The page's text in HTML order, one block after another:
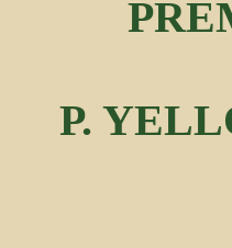
P.